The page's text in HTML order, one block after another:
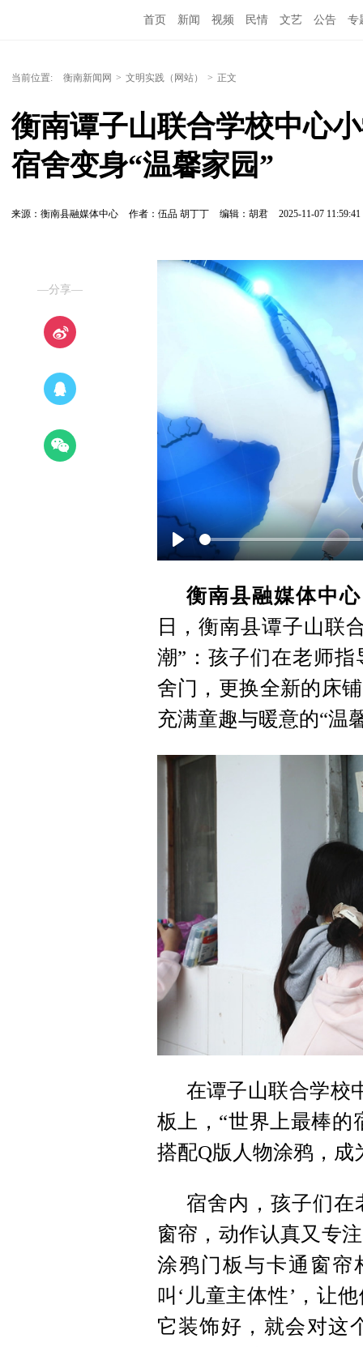
首页 新闻 视频 民情 文艺 公告 专
当前位置: 衡南新闻网 > 文明实践（网站） > 正文
衡南谭子山联合学校中心
宿舍变身“温馨家园”
来源：衡南县融媒体中心 作者：伍品 胡丁丁 编辑：胡君 2025-11-07 11:59:41
—分享—
Play
衡南县融媒体中
日，衡南县谭子山联
潮”：孩子们在老师
舍门，更换全新的床
充满童趣与暖意的“温
在谭子山联合学校
板上，“世界上最棒的
搭配Q版人物涂鸦，成
宿舍内，孩子们在
窗帘，动作认真又专
涂鸦门板与卡通窗帘
叫‘儿童主体性’，让
它装饰好，就会对这